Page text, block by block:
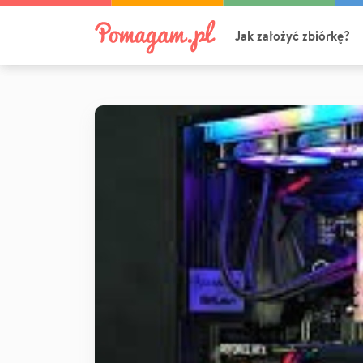
Jak założyć zbiórkę?